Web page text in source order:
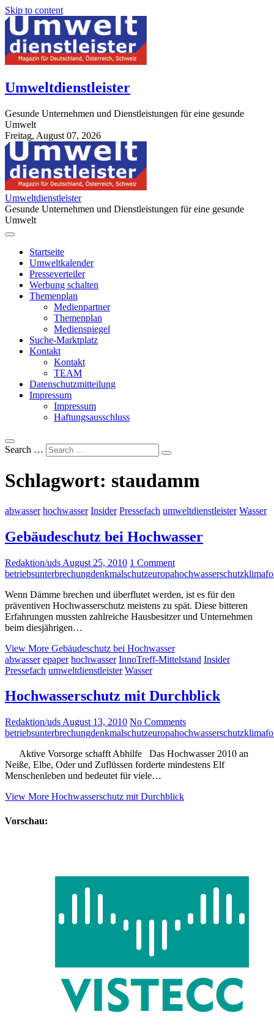
Skip to content
Umweltdienstleister
Gesunde Unternehmen und Dienstleistungen für eine gesunde
Umwelt
Freitag, August 07, 2026
StuttgartApotheke.com
Umweltdienstleister
Gesunde Unternehmen und Dienstleistungen für eine gesunde
Umwelt
Startseite
Umweltkalender
Presseverteiler
Werbung schalten
Themenplan
Medienpartner
Themenplan
Medienspiegel
Suche-Marktplatz
Kontakt
Kontakt
TEAM
Datenschutzmitteilung
Impressum
Impressum
Haftungsausschluss
Search …
Schlagwort: staudamm
abwasser hochwasser Insider Pressefach umweltdienstleister Wasser
Gebäudeschutz bei Hochwasser
Redaktion/uds August 25, 2010 1 Comment
betriebsunterbrechungdenkmalschutzeuropahochwasserschutz
Wenn Dämme brechen und überflutet werden, ist es für den
präventiven Hochwasserschutz meistens zu spät. Diese bitteren
Erfahrungen mussten zahlreiche Hausbesitzer und Unternehmen
beim diesjährigen…
View More Gebäudeschutz bei Hochwasser
abwasser epaper hochwasser InnoTreff-Mittelstand Insider
Pressefach umweltdienstleister Wasser
Hochwasserschutz mit Durchblick
Redaktion/uds August 13, 2010 No Comments
betriebsunterbrechungdenkmalschutzeuropahochwasserschutz
Aktive Vorsorge schafft Abhilfe Das Hochwasser 2010 an
Neiße, Elbe, Oder und Zuflüssen forderte mindestens Elf
Menschenleben und bedeutet für viele…
View More Hochwasserschutz mit Durchblick
Vorschau: